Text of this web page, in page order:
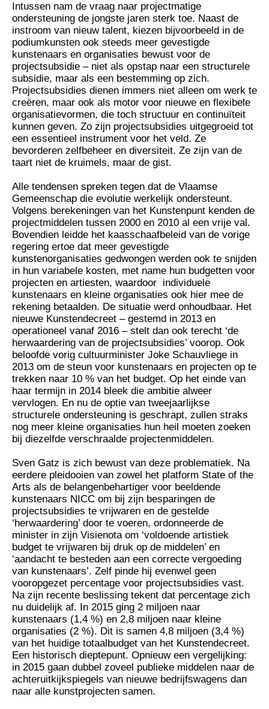
Intussen nam de vraag naar projectmatige
ondersteuning de jongste jaren sterk toe. Naast de
instroom van nieuw talent, kiezen bijvoorbeeld in de
podiumkunsten ook steeds meer gevestigde
kunstenaars en organisaties bewust voor de
projectsubsidie – niet als opstap naar een structurele
subsidie, maar als een bestemming op zich.
Projectsubsidies dienen immers niet alleen om werk te
creëren, maar ook als motor voor nieuwe en flexibele
organisatievormen, die toch structuur en continuïteit
kunnen geven. Zo zijn projectsubsidies uitgegroeid tot
een essentieel instrument voor het veld. Ze
bevorderen zelfbeheer en diversiteit. Ze zijn van de
taart niet de kruimels, maar de gist.
Alle tendensen spreken tegen dat de Vlaamse
Gemeenschap die evolutie werkelijk ondersteunt.
Volgens berekeningen van het Kunstenpunt kenden de
projectmiddelen tussen 2000 en 2010 al een vrije val.
Bovendien leidde het kaasschaafbeleid van de vorige
regering ertoe dat meer gevestigde
kunstenorganisaties gedwongen werden ook te snijden
in hun variabele kosten, met name hun budgetten voor
projecten en artiesten, waardoor individuele
kunstenaars en kleine organisaties ook hier mee de
rekening betaalden. De situatie werd onhoudbaar. Het
nieuwe Kunstendecreet – gestemd in 2013 en
operationeel vanaf 2016 – stelt dan ook terecht ‘de
herwaardering van de projectsubsidies’ voorop. Ook
beloofde vorig cultuurminister Joke Schauvliege in
2013 om de steun voor kunstenaars en projecten op te
trekken naar 10 % van het budget. Op het einde van
haar termijn in 2014 bleek die ambitie alweer
vervlogen. En nu de optie van tweejaarlijkse
structurele ondersteuning is geschrapt, zullen straks
nog meer kleine organisaties hun heil moeten zoeken
bij diezelfde verschraalde projectenmiddelen.
Sven Gatz is zich bewust van deze problematiek. Na
eerdere pleidooien van zowel het platform State of the
Arts als de belangenbehartiger voor beeldende
kunstenaars NICC om bij zijn besparingen de
projectsubsidies te vrijwaren en de gestelde
‘herwaardering’ door te voeren, ordonneerde de
minister in zijn Visienota om ‘voldoende artistiek
budget te vrijwaren bij druk op de middelen’ en
‘aandacht te besteden aan een correcte vergoeding
van kunstenaars’. Zelf pinde hij evenwel geen
vooropgezet percentage voor projectsubsidies vast.
Na zijn recente beslissing tekent dat percentage zich
nu duidelijk af. In 2015 ging 2 miljoen naar
kunstenaars (1,4 %) en 2,8 miljoen naar kleine
organisaties (2 %). Dit is samen 4,8 miljoen (3,4 %)
van het huidige totaalbudget van het Kunstendecreet.
Een historisch dieptepunt. Opnieuw een vergelijking:
in 2015 gaan dubbel zoveel publieke middelen naar de
achteruitkijkspiegels van nieuwe bedrijfswagens dan
naar alle kunstprojecten samen.